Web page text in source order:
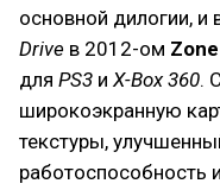
основной дилогии, и
Drive в 2012-ом
для PS3 и X-Box 360.
широкоэкранную
текстуры,
работоспособность